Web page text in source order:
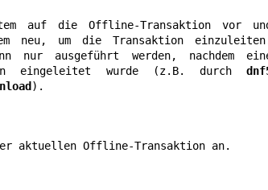
auf die Offline-Transaktion vor
neu, um die Transaktion
nur ausgeführt werden, nachdem
eingeleitet wurde (z.B. durch
).
aktuellen Offline-Transaktion an.